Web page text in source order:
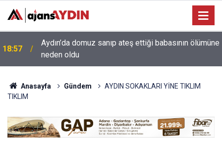
18:13 Yeni Parti'nin Aydın kurucu yönetimi belli oldu
Anasayfa Gündem
AYDIN SOKAKLARI YİNE TIKLIM
TIKLIM